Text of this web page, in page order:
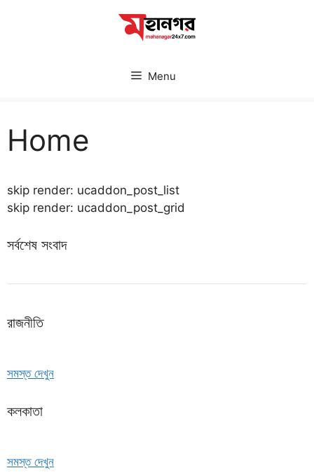
Menu
Home
skip render: ucaddon_post_list
skip render: ucaddon_post_grid
সর্বশেষ সংবাদ
রাজনীতি
সমস্ত দেখুন
কলকাতা
সমস্ত দেখুন